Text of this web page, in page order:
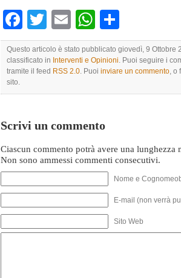
Facebook
TwitterEmailWhatsApp
Questo articolo è stato pubblicato giovedì, 9 Ottobre
classificato in Interventi e Opinioni. Puoi seguire i
tramite il feed RSS 2.0. Puoi inviare un commento, o
sito.
Scrivi un commento
Ciascun commento potrà avere una lunghezza
Non sono ammessi commenti consecutivi.
Nome e
E-mail (non verrà
Sito Web